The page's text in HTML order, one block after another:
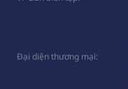
Đại diện thương mại: